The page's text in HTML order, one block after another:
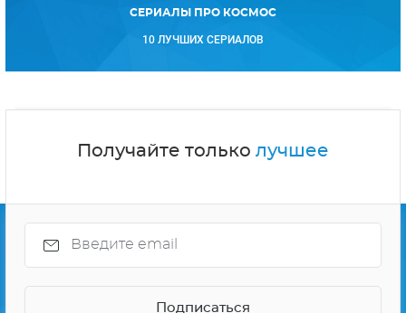
СЕРИАЛЫ ПРО КОСМОС
10 ЛУЧШИХ СЕРИАЛОВ
Получайте только лучшее